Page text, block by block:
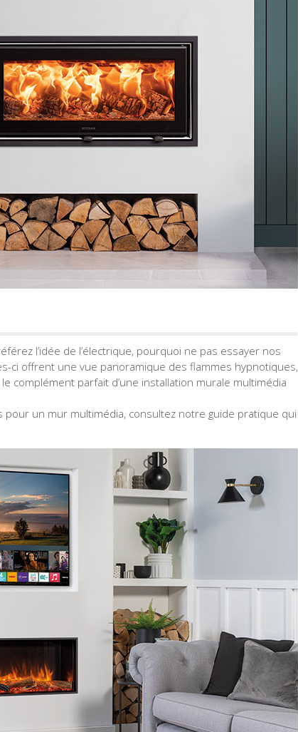
l’idée de l’électrique, pourquoi ne pas essayer nos
ci offrent une vue panoramique des flammes hypnotiques,
complément parfait d’une installation murale multimédia
un mur multimédia, consultez notre guide pratique qui